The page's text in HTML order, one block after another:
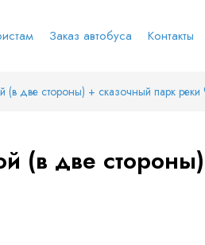
Заказ автобуса Контакты
(в две стороны) + сказочный парк реки
(в две